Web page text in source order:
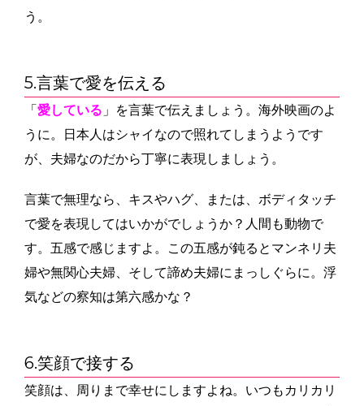
う。
5.言葉で愛を伝える
「 愛している 」を言葉で伝えましょう。海外映画のよ
うに。日本人はシャイなので照れてしまうようです
が、夫婦なのだから丁寧に表現しましょう。
言葉で無理なら、キスやハグ、または、ボディタッチ
で愛を表現してはいかがでしょうか？人間も動物で
す。五感で感じますよ。この五感が鈍るとマンネリ夫
婦や無関心夫婦、そして諦め夫婦にまっしぐらに。浮
気などの察知は第六感かな？
6.笑顔で接する
笑顔は、周りまで幸せにしますよね。いつもカリカリ